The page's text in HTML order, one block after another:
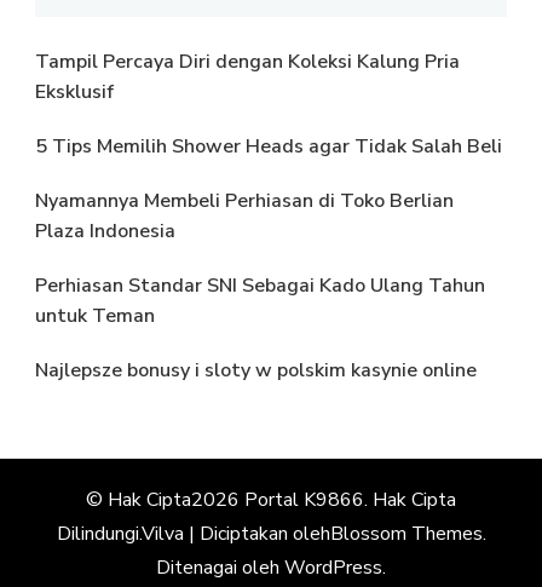
Tampil Percaya Diri dengan Koleksi Kalung Pria
Eksklusif
5 Tips Memilih Shower Heads agar Tidak Salah Beli
Nyamannya Membeli Perhiasan di Toko Berlian
Plaza Indonesia
Perhiasan Standar SNI Sebagai Kado Ulang Tahun
untuk Teman
Najlepsze bonusy i sloty w polskim kasynie online
© Hak Cipta2026 Portal K9866. Hak Cipta
Dilindungi.Vilva | Diciptakan olehBlossom Themes.
Ditenagai oleh WordPress.